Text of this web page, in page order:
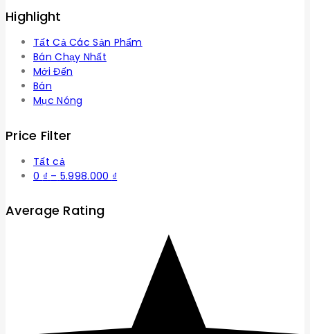
Highlight
Tất Cả Các Sản Phẩm
Bán Chạy Nhất
Mới Đến
Bán
Mục Nóng
Price Filter
Tất cả
0 ₫ – 5.998.000 ₫
5.998.000 ₫
Average Rating